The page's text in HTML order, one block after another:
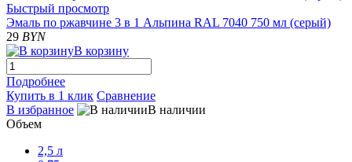
Быстрый просмотр
Эмаль по ржавчине 3 в 1 Альпина RAL 7040 750 мл (серый)
29 BYN
В корзину
Подробнее
Купить в 1 клик Сравнение
В избранное
В наличии
Объем
2,5 л